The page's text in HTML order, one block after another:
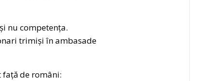
nu competența.
trimiși în ambasade
față de români: